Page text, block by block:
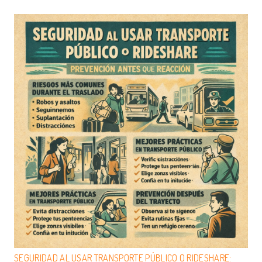
SEGURIDAD AL USAR TRANSPORTE PÚBLICO O RIDESHARE: